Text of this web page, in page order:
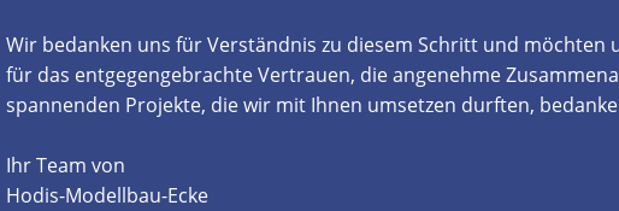
Wir bedanken uns für Verständnis zu diesem Schritt und möchten
für das entgegengebrachte Vertrauen, die angenehme
spannenden Projekte, die wir mit Ihnen umsetzen durften,
Ihr Team von
Hodis-Modellbau-Ecke